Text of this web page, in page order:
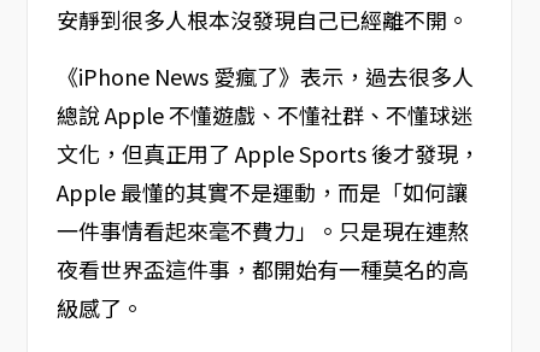
安靜到很多人根本沒發現自己已經離不開。
《iPhone News 愛瘋了》表示，過去很多人
總說 Apple 不懂遊戲、不懂社群、不懂球迷
文化，但真正用了 Apple Sports 後才發現，
Apple 最懂的其實不是運動，而是「如何讓
一件事情看起來毫不費力」。只是現在連熬
夜看世界盃這件事，都開始有一種莫名的高
級感了。